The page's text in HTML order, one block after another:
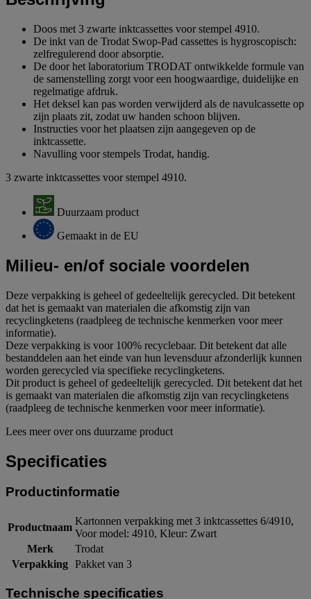
Doos met 3 zwarte inktcassettes voor stempel 4910.
De inkt van de Trodat Swop-Pad cassettes is hygroscopisch:
zelfregulerend door absorptie.
De door het laboratorium TRODAT ontwikkelde formule van
de samenstelling zorgt voor een hoogwaardige, duidelijke en
regelmatige afdruk.
Het deksel kan pas worden verwijderd als de navulcassette op
zijn plaats zit, zodat uw handen schoon blijven.
Instructies voor het plaatsen zijn aangegeven op de
inktcassette.
Navulling voor stempels Trodat, handig.
3 zwarte inktcassettes voor stempel 4910.
Duurzaam product
Gemaakt in de EU
Milieu- en/of sociale voordelen
Deze verpakking is geheel of gedeeltelijk gerecycled. Dit betekent
dat het is gemaakt van materialen die afkomstig zijn van
recyclingketens (raadpleeg de technische kenmerken voor meer
informatie).
Deze verpakking is voor 100% recyclebaar. Dit betekent dat alle
bestanddelen aan het einde van hun levensduur afzonderlijk kunnen
worden gerecycled via specifieke recyclingketens.
Dit product is geheel of gedeeltelijk gerecycled. Dit betekent dat het
is gemaakt van materialen die afkomstig zijn van recyclingketens
(raadpleeg de technische kenmerken voor meer informatie).
Lees meer over ons duurzame product
Specificaties
Productinformatie
Productnaam
Kartonnen verpakking met 3 inktcassettes 6/4910,
Voor model: 4910, Kleur: Zwart
Merk
Trodat
Verpakking Pakket van 3
Technische specificaties